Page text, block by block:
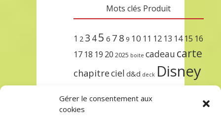
Gérer le consentement aux
cookies
Mots clés Produit
1 2 3 45 6 7 8 9 10 11 12 13 14 15 16
17 18 19 20 2025 boite cadeau carte
chapitreciel d&d deck Disney
lorcana